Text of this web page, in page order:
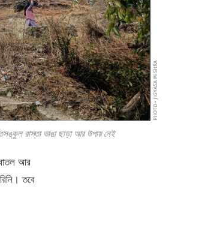
PHOTO • JIGYASA MISHRA
রাস্তা ভাঙা ছাড়া আর উপায় নেই
বোতল আর
তবে